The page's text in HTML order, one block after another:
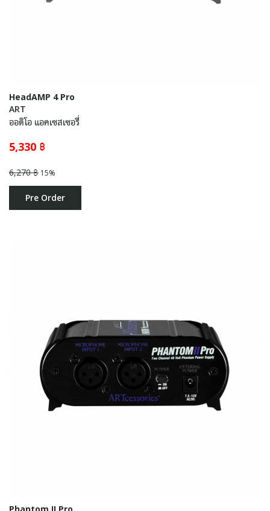
HeadAMP 4 Pro
ART
ออดิโอ แอคเซสเซอรี่
5,330 ฿
6,270 ฿ 15%
Pre Order